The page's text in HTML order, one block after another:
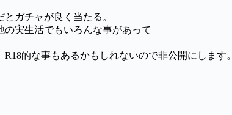
ガチャが良く当たる。
実生活でもいろんな事があって
的な事もあるかもしれないので非公開にします。